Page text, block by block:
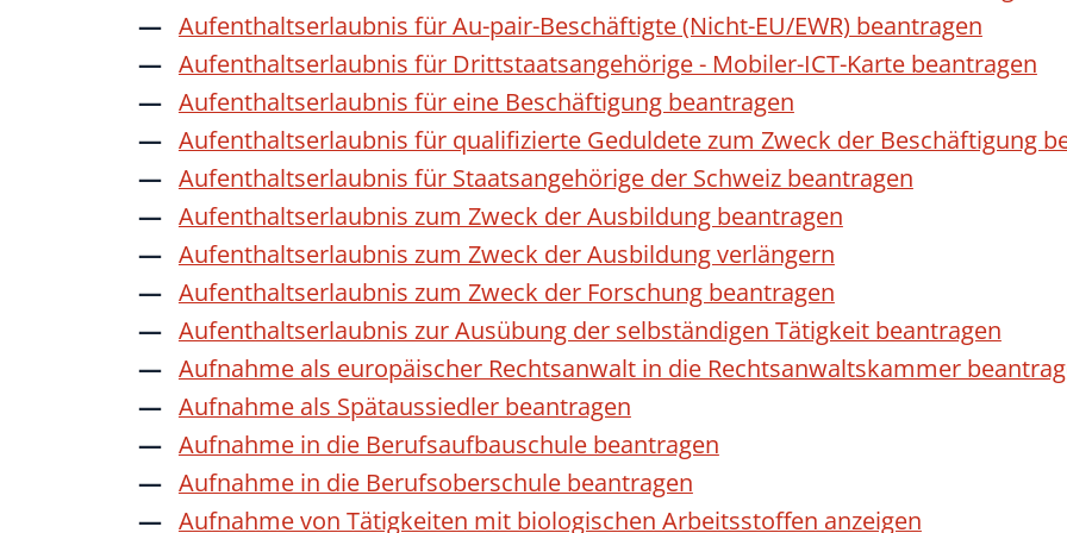
Aufenthaltserlaubnis für Au-pair-Beschäftigte (Nicht-EU/EWR) beantragen
Aufenthaltserlaubnis für Drittstaatsangehörige - Mobiler-ICT-Karte beantragen
Aufenthaltserlaubnis für eine Beschäftigung beantragen
Aufenthaltserlaubnis für qualifizierte Geduldete zum Zweck der Beschäftigung
Aufenthaltserlaubnis für Staatsangehörige der Schweiz beantragen
Aufenthaltserlaubnis zum Zweck der Ausbildung beantragen
Aufenthaltserlaubnis zum Zweck der Ausbildung verlängern
Aufenthaltserlaubnis zum Zweck der Forschung beantragen
Aufenthaltserlaubnis zur Ausübung der selbständigen Tätigkeit beantragen
Aufnahme als europäischer Rechtsanwalt in die Rechtsanwaltskammer
Aufnahme als Spätaussiedler beantragen
Aufnahme in die Berufsaufbauschule beantragen
Aufnahme in die Berufsoberschule beantragen
Aufnahme von Tätigkeiten mit biologischen Arbeitsstoffen anzeigen